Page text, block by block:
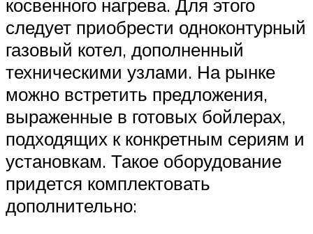
косвенного нагрева. Для этого
следует приобрести одноконтурный
газовый котел, дополненный
техническими узлами. На рынке
можно встретить предложения,
выраженные в готовых бойлерах,
подходящих к конкретным сериям и
установкам. Такое оборудование
придется комплектовать
дополнительно: